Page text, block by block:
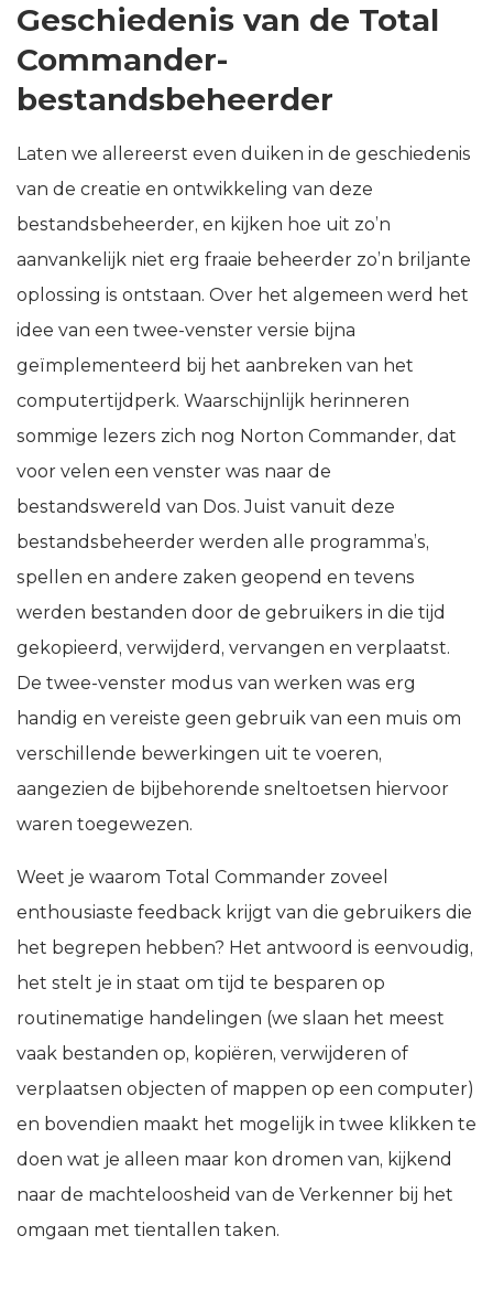
Geschiedenis van de Total
Commander-
bestandsbeheerder
Laten we allereerst even duiken in de geschiedenis
van de creatie en ontwikkeling van deze
bestandsbeheerder, en kijken hoe uit zo’n
aanvankelijk niet erg fraaie beheerder zo’n briljante
oplossing is ontstaan. Over het algemeen werd het
idee van een twee-venster versie bijna
geïmplementeerd bij het aanbreken van het
computertijdperk. Waarschijnlijk herinneren
sommige lezers zich nog Norton Commander, dat
voor velen een venster was naar de
bestandswereld van Dos. Juist vanuit deze
bestandsbeheerder werden alle programma’s,
spellen en andere zaken geopend en tevens
werden bestanden door de gebruikers in die tijd
gekopieerd, verwijderd, vervangen en verplaatst.
De twee-venster modus van werken was erg
handig en vereiste geen gebruik van een muis om
verschillende bewerkingen uit te voeren,
aangezien de bijbehorende sneltoetsen hiervoor
waren toegewezen.
Weet je waarom Total Commander zoveel
enthousiaste feedback krijgt van die gebruikers die
het begrepen hebben? Het antwoord is eenvoudig,
het stelt je in staat om tijd te besparen op
routinematige handelingen (we slaan het meest
vaak bestanden op, kopiëren, verwijderen of
verplaatsen objecten of mappen op een computer)
en bovendien maakt het mogelijk in twee klikken te
doen wat je alleen maar kon dromen van, kijkend
naar de machteloosheid van de Verkenner bij het
omgaan met tientallen taken.